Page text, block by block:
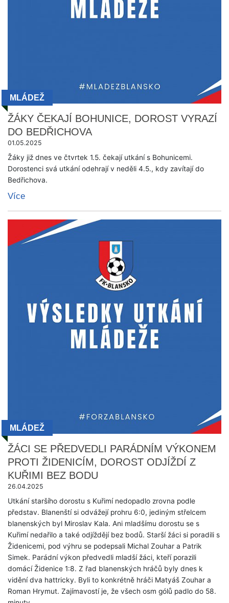
MLÁDEŽ
ŽÁKY ČEKAJÍ BOHUNICE, DOROST VYRAZÍ
DO BEDŘICHOVA
01.05.2025
Žáky již dnes ve čtvrtek 1.5. čekají utkání s Bohunicemi.
Dorostenci svá utkání odehrají v neděli 4.5., kdy zavítají do
Bedřichova.
Více
MLÁDEŽ
ŽÁCI SE PŘEDVEDLI PARÁDNÍM VÝKONEM
PROTI ŽIDENICÍM, DOROST ODJÍŽDÍ Z
KUŘIMI BEZ BODU
26.04.2025
Utkání staršího dorostu s Kuřimí nedopadlo zrovna podle
představ. Blanenští si odvážejí prohru 6:0, jediným střelcem
blanenských byl Miroslav Kala. Ani mladšímu dorostu se s
Kuřimí nedařilo a také odjíždějí bez bodů. Starší žáci si poradili s
Židenicemi, pod výhru se podepsali Michal Zouhar a Patrik
Simek. Parádní výkon předvedli mladší žáci, kteří porazili
domácí Židenice 1:8. Z řad blanenských hráčů byly dnes k
vidění dva hattricky. Byli to konkrétně hráči Matyáš Zouhar a
Roman Hrymut. Zajímavostí je, že všech osm gólů padlo do 58.